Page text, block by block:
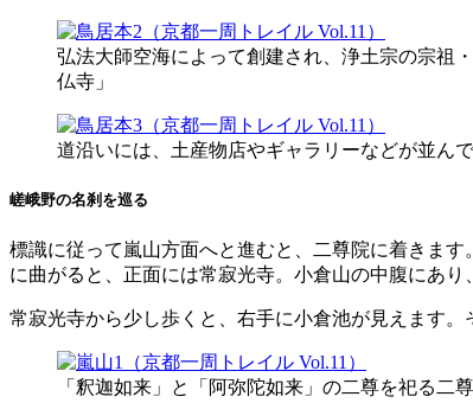
弘法大師空海によって創建され、浄土宗の宗祖
仏寺」
道沿いには、土産物店やギャラリーなどが並ん
嵯峨野の名刹を巡る
標識に従って嵐山方面へと進むと、二尊院に着きま
に曲がると、正面には常寂光寺。小倉山の中腹にあり
常寂光寺から少し歩くと、右手に小倉池が見えます
「釈迦如来」と「阿弥陀如来」の二尊を祀る二